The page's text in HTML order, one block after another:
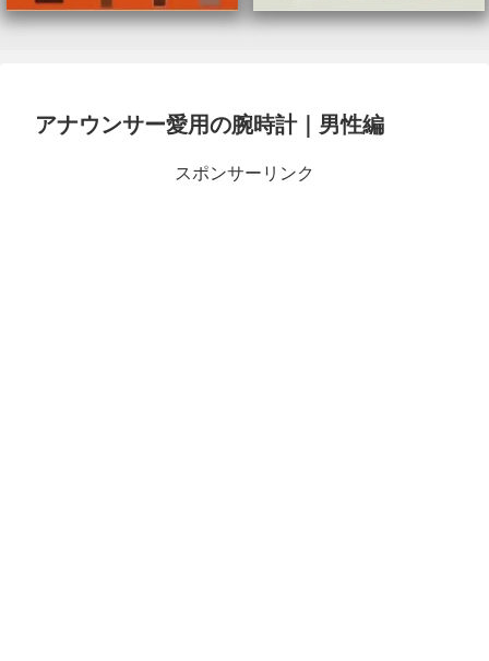
アナウンサー愛用の腕時計｜男性編
スポンサーリンク